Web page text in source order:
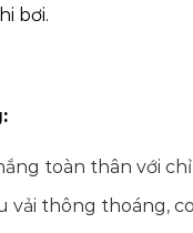
bơi.
toàn thân với
vải thông thoáng,